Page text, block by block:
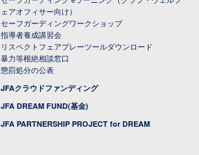
ェアオフィサー向け）
セーフガーディングワークショップ
指導者養成講習会
リスペクトフェアプレーツールダウンロード
暴力等根絶相談窓口
懲罰処分の公表
JFAクラウドファンディング
JFA DREAM FUND(基金)
JFA PARTNERSHIP PROJECT for DREAM